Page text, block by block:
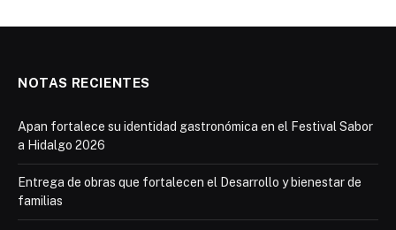
NOTAS RECIENTES
Apan fortalece su identidad gastronómica en el Festival Sabor
a Hidalgo 2026
Entrega de obras que fortalecen el Desarrollo y bienestar de
familias